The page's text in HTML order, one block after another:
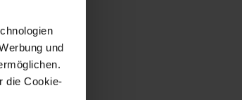
und
die Cookie-